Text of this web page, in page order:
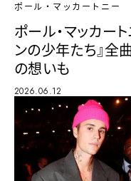
ポール・マッカートニー
ポール・マッカート
ンの少年たち』
の想いも
2026.06.12